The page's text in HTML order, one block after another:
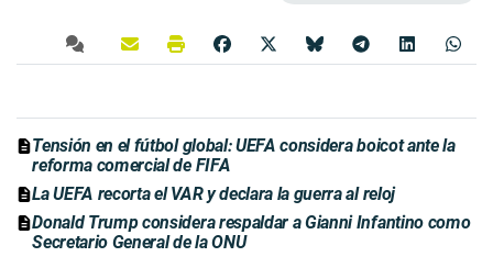
Tensión en el fútbol global: UEFA considera boicot ante la
reforma comercial de FIFA
La UEFA recorta el VAR y declara la guerra al reloj
Donald Trump considera respaldar a Gianni Infantino como
Secretario General de la ONU